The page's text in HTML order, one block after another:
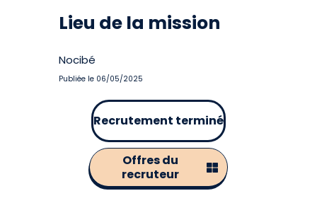
Lieu de la mission
Nocibé
Publiée le 06/05/2025
Recrutement terminé
Offres du
recruteur